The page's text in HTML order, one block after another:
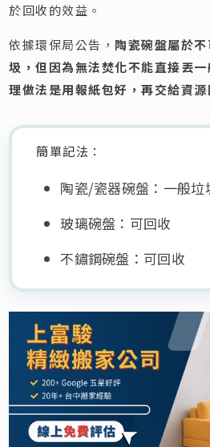
於回收的效益。
依據環保局公告， 陶瓷碗盤屬於
圾，但因為無法焚化不能直接丟
理做法是用報紙包好，再交給資源
簡單記法：
陶瓷/瓷器碗盤：一般垃
玻璃碗盤：可回收
不鏽鋼碗盤：可回收